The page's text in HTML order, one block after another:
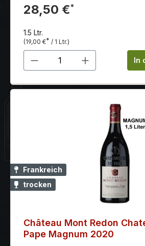
Farbe, und ein feinfruchtiger Duft,
Himbeeren feine Rosennoten
fort. Elegante und lang anhaltende
neue Ausstattung, ehemals Gold
28,50 €*
1.5 Ltr.
(19,00 €* / 1 Ltr.)
Produkt Anzahl: GibIn
Frankreich
trocken
Château Mont Redon
Pape Magnum 2020